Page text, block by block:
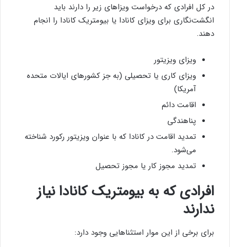
در کل افرادی که درخواست ویزاهای زیر را دارند باید
انگشت‌نگاری برای ویزای کانادا یا بیومتریک کانادا را انجام
دهند.
ویزای ویزیتور
ویزای کاری یا تحصیلی (به جز کشورهای ایالات متحده
آمریکا)
اقامت دائم
پناهندگی
تمدید اقامت در کانادا که با عنوان ویزیتور رکورد شناخته
می‌شود.
تمدید مجوز کار یا مجوز تحصیل
افرادی که به بیومتریک کانادا نیاز
ندارند
برای برخی از این موار استثناهایی وجود دارد: